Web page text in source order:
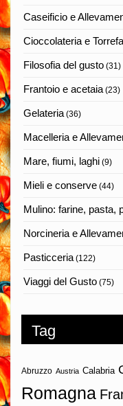
Caseificio e
Cioccolateria e
Filosofia del gusto (31)
Frantoio e acetaia(23)
Gelateria(36)
Macelleria e
Mare, fiumi, laghi (9)
Mieli e conserve (44)
Mulino: farine, pasta,
Norcineria e
Pasticceria(122)
Viaggi del Gusto (75)
Tag
Abruzzo Austria Calabria
Romagna